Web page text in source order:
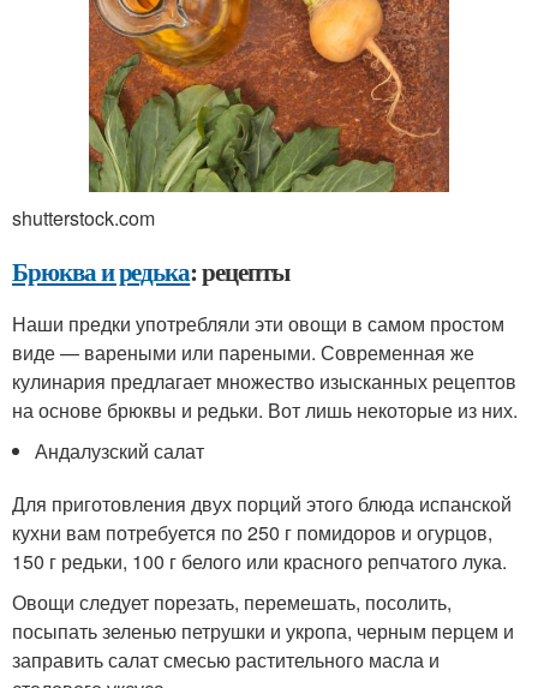
shutterstock.com
Брюква и редька: рецепты
Наши предки употребляли эти овощи в самом простом
виде — вареными или пареными. Современная же
кулинария предлагает множество изысканных рецептов
на основе брюквы и редьки. Вот лишь некоторые из них.
Андалузский салат
Для приготовления двух порций этого блюда испанской
кухни вам потребуется по 250 г помидоров и огурцов,
150 г редьки, 100 г белого или красного репчатого лука.
Овощи следует порезать, перемешать, посолить,
посыпать зеленью петрушки и укропа, черным перцем и
заправить салат смесью растительного масла и